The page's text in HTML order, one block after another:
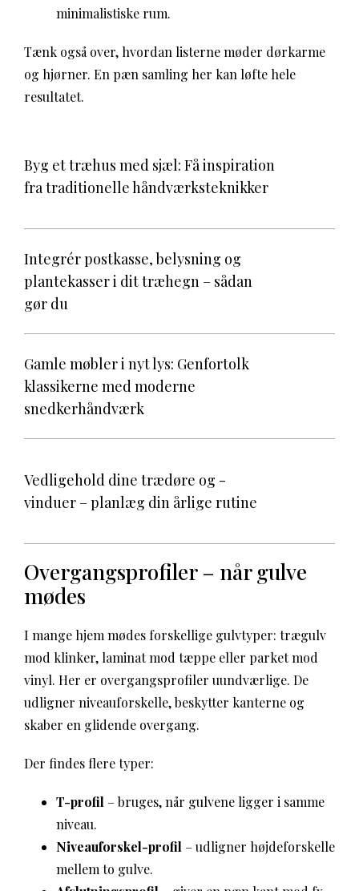
minimalistiske rum.
Tænk også over, hvordan listerne møder dørkarme
og hjørner. En pæn samling her kan løfte hele
resultatet.
Byg et træhus med sjæl: Få inspiration
fra traditionelle håndværksteknikker
Integrér postkasse, belysning og
plantekasser i dit træhegn – sådan
gør du
Gamle møbler i nyt lys: Genfortolk
klassikerne med moderne
snedkerhåndværk
Vedligehold dine trædøre og -
vinduer – planlæg din årlige rutine
Overgangsprofiler – når gulve
mødes
I mange hjem mødes forskellige gulvtyper: trægulv
mod klinker, laminat mod tæppe eller parket mod
vinyl. Her er overgangsprofiler uundværlige. De
udligner niveauforskelle, beskytter kanterne og
skaber en glidende overgang.
Der findes flere typer:
T-profil – bruges, når gulvene ligger i samme
niveau.
Niveauforskel-profil – udligner højdeforskelle
mellem to gulve.